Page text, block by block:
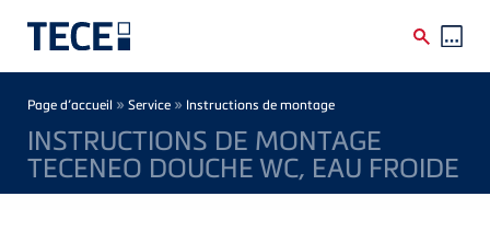
Breadcrumb
Page d’accueil » Service » Instructions de montage
INSTRUCTIONS DE MONTAGE
TECENEO DOUCHE WC, EAU FROIDE